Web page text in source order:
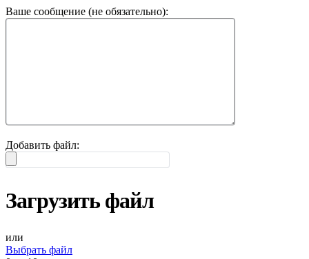
Ваше сообщение (не обязательно):
Добавить файл:
Загрузить файл
или
Выбрать файл